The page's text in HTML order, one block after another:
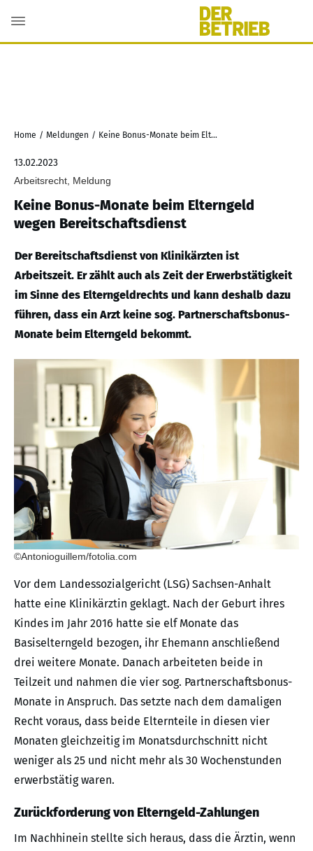
Home / Meldungen / Keine Bonus-Monate beim Elterngeld wegen Bereitschaftsdienst
13.02.2023
Arbeitsrecht, Meldung
Keine Bonus-Monate beim Elterngeld
wegen Bereitschaftsdienst
Der Bereitschaftsdienst von Klinikärzten ist
Arbeitszeit. Er zählt auch als Zeit der Erwerbstätigkeit
im Sinne des Elterngeldrechts und kann deshalb dazu
führen, dass ein Arzt keine sog. Partnerschaftsbonus-
Monate beim Elterngeld bekommt.
©Antonioguillem/fotolia.com
Vor dem Landessozialgericht (LSG) Sachsen-Anhalt
hatte eine Klinikärztin geklagt. Nach der Geburt ihres
Kindes im Jahr 2016 hatte sie elf Monate das
Basiselterngeld bezogen, ihr Ehemann anschließend
drei weitere Monate. Danach arbeiteten beide in
Teilzeit und nahmen die vier sog. Partnerschaftsbonus-
Monate in Anspruch. Das setzte nach dem damaligen
Recht voraus, dass beide Elternteile in diesen vier
Monaten gleichzeitig im Monatsdurchschnitt nicht
weniger als 25 und nicht mehr als 30 Wochenstunden
erwerbstätig waren.
Zurückforderung von Elterngeld-Zahlungen
Im Nachhinein stellte sich heraus, dass die Ärztin, wenn